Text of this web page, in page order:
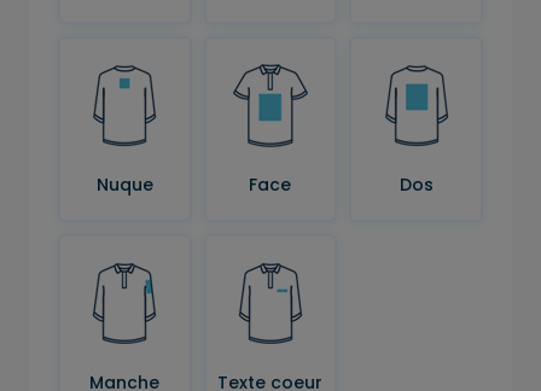
Nuque Face Dos
Manche Texte coeur